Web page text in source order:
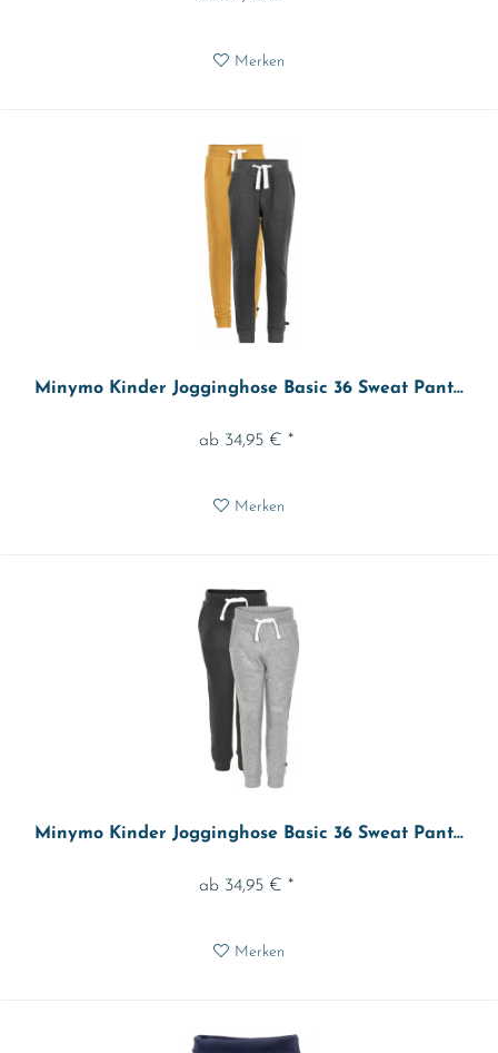
Merken
Minymo Kinder Jogginghose Basic 36 Sweat Pant...
ab 34,95 € *
Merken
Minymo Kinder Jogginghose Basic 36 Sweat Pant...
ab 34,95 € *
Merken